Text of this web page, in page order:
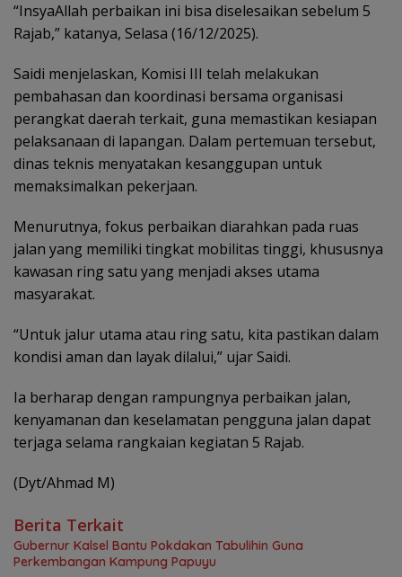
“InsyaAllah perbaikan ini bisa diselesaikan sebelum 5
Rajab,” katanya, Selasa (16/12/2025).
Saidi menjelaskan, Komisi III telah melakukan
pembahasan dan koordinasi bersama organisasi
perangkat daerah terkait, guna memastikan kesiapan
pelaksanaan di lapangan. Dalam pertemuan tersebut,
dinas teknis menyatakan kesanggupan untuk
memaksimalkan pekerjaan.
Menurutnya, fokus perbaikan diarahkan pada ruas
jalan yang memiliki tingkat mobilitas tinggi, khususnya
kawasan ring satu yang menjadi akses utama
masyarakat.
“Untuk jalur utama atau ring satu, kita pastikan dalam
kondisi aman dan layak dilalui,” ujar Saidi.
Ia berharap dengan rampungnya perbaikan jalan,
kenyamanan dan keselamatan pengguna jalan dapat
terjaga selama rangkaian kegiatan 5 Rajab.
(Dyt/Ahmad M)
Berita Terkait
Gubernur Kalsel Bantu Pokdakan Tabulihin Guna
Perkembangan Kampung Papuyu